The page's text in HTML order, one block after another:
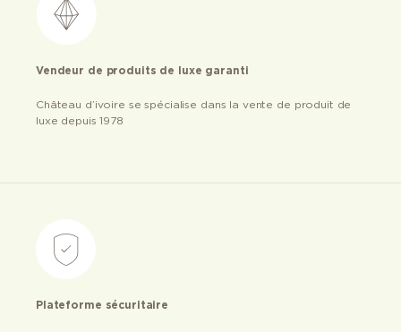
Vendeur de produits de luxe garanti
Château d’ivoire se spécialise dans la vente de produit de
luxe depuis 1978
Plateforme sécuritaire